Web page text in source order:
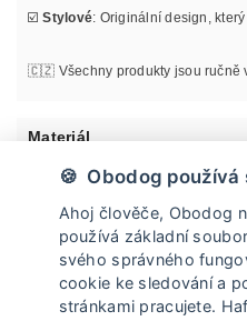
☑️Stylové: Originální design,
🇨🇿 Všechny produkty jsou ručně
Materiál
Údržba
Doprava a vrácení
🍪 Obodog používá
Ahoj člověče, Obodog
používá základní
svého správného
cookie ke sledování a
stránkami pracujete.